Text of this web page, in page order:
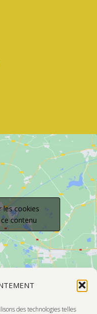
des technologies telles
les cookies
contenu